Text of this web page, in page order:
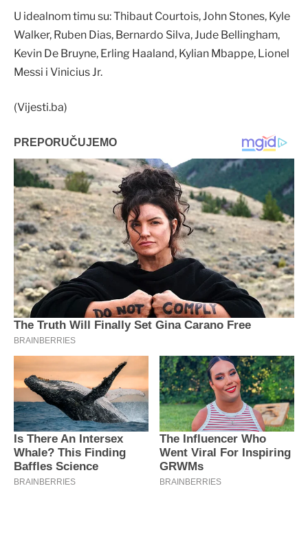
U idealnom timu su: Thibaut Courtois, John Stones, Kyle
Walker, Ruben Dias, Bernardo Silva, Jude Bellingham,
Kevin De Bruyne, Erling Haaland, Kylian Mbappe, Lionel
Messi i Vinicius Jr.
(Vijesti.ba)